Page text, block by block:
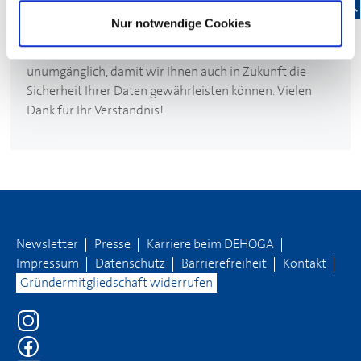
Nur notwendige Cookies
Württemberg.
Die einmalige Erneuerung Ihrer Zugangsdaten ist leider
unumgänglich, damit wir Ihnen auch in Zukunft die
Sicherheit Ihrer Daten gewährleisten können. Vielen
Dank für Ihr Verständnis!
Newsletter Presse Karriere beim DEHOGA
Impressum
Datenschutz Barrierefreiheit
Kontakt
Gründermitgliedschaft widerrufen